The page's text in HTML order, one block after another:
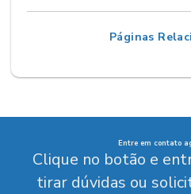
Páginas
Entre em contato
Clique no botão e
tirar dúvidas ou